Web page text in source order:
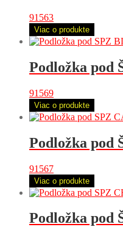
91563
Viac o produkte
Podložka pod
91569
Viac o produkte
Podložka pod
91567
Viac o produkte
Podložka pod